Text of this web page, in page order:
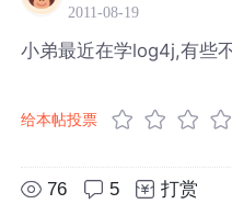
2011-08-19
小弟最近在学log4j,有些
给本帖投票
76 5 打赏